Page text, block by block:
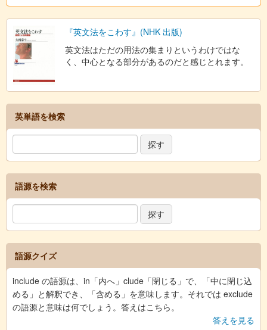
『英文法をこわす』(NHK 出版)
英文法はただの用法の集まりというわけではな
く、中心となる部分があるのだと感じとれます。
英単語を検索
語源を検索
語源クイズ
include の語源は、in「内へ」clude「閉じる」で、「中に閉じ込
める」と解釈でき、「含める」を意味します。それでは exclude
の語源と意味は何でしょう。答えはこちら。
答えを見る